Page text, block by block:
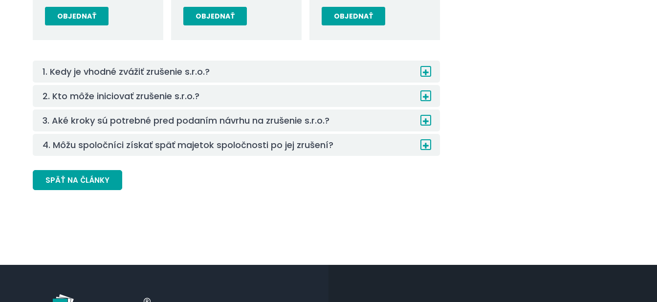
OBJEDNAŤ OBJEDNAŤ OBJEDNAŤ
1. Kedy je vhodné zvážiť zrušenie s.r.o.?
2. Kto môže iniciovať zrušenie s.r.o.?
3. Aké kroky sú potrebné pred podaním návrhu na zrušenie s.r.o.?
4. Môžu spoločníci získať späť majetok spoločnosti po jej zrušení?
SPÄŤ NA ČLÁNKY